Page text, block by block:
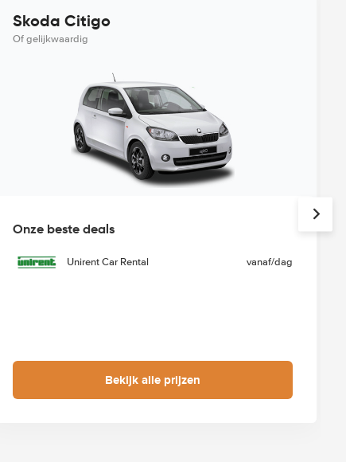
Skoda Citigo
Of gelijkwaardig
Onze beste deals
Unirent Car Rental vanaf/dag
Bekijk alle prijzen